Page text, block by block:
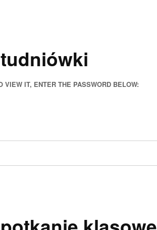
IT, ENTER THE PASSWORD BELOW: